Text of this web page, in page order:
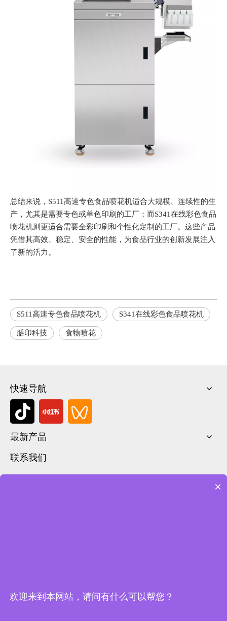
总结来说，S511高速专色食品喷花机适合大规模、连续性的生
产，尤其是需要专色或单色印刷的工厂；而S341在线彩色食品
喷花机则更适合需要全彩印刷和个性化定制的工厂。这些产品
凭借其高效、稳定、安全的性能，为食品行业的创新发展注入
了新的活力。
S511高速专色食品喷花机 S341在线彩色食品喷花机
膳印科技 食物喷花
快速导航
最新产品
联系我们
×
欢迎来到本网站，请问有什么可以帮您？